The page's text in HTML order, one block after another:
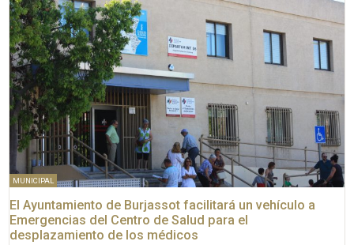
MUNICIPAL
El Ayuntamiento de Burjassot facilitará un vehículo a
Emergencias del Centro de Salud para el
desplazamiento de los médicos